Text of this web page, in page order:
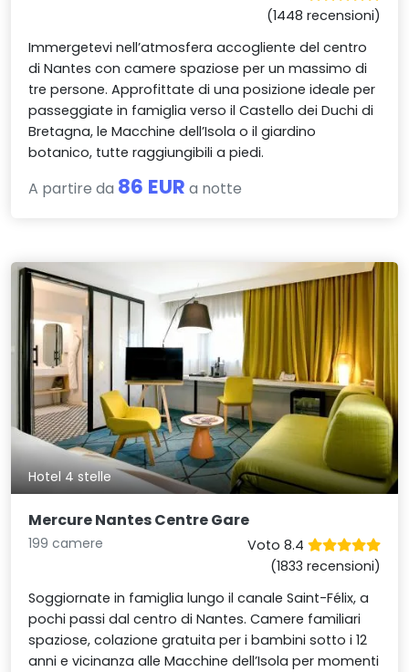
(1448 recensioni)
Immergetevi nell’atmosfera accogliente del centro
di Nantes con camere spaziose per un massimo di
tre persone. Approfittate di una posizione ideale per
passeggiate in famiglia verso il Castello dei Duchi di
Bretagna, le Macchine dell’Isola o il giardino
botanico, tutte raggiungibili a piedi.
A partire da 86 EUR a notte
Hotel 4 stelle
Mercure Nantes Centre Gare
199 camere
Voto 8.4
(1833 recensioni)
Soggiornate in famiglia lungo il canale Saint-Félix, a
pochi passi dal centro di Nantes. Camere familiari
spaziose, colazione gratuita per i bambini sotto i 12
anni e vicinanza alle Macchine dell’Isola per momenti